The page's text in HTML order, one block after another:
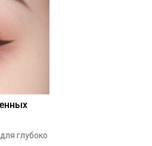
глубоко